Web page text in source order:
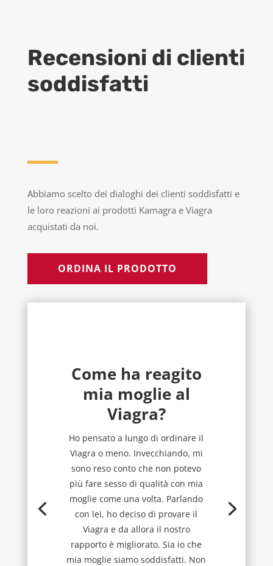
Recensioni di clienti
soddisfatti
Abbiamo scelto dei dialoghi dei clienti soddisfatti e
le loro reazioni ai prodotti Kamagra e Viagra
acquistati da noi.
ORDINA IL PRODOTTO
Come ha reagito
mia moglie al
Viagra?
Ho pensato a lungo di ordinare il
Viagra o meno. Invecchiando, mi
sono reso conto che non potevo
più fare sesso di qualità con mia
moglie come una volta. Parlando
con lei, ho deciso di provare il
Viagra e da allora il nostro
rapporto è migliorato. Sia io che
mia moglie siamo soddisfatti. Non